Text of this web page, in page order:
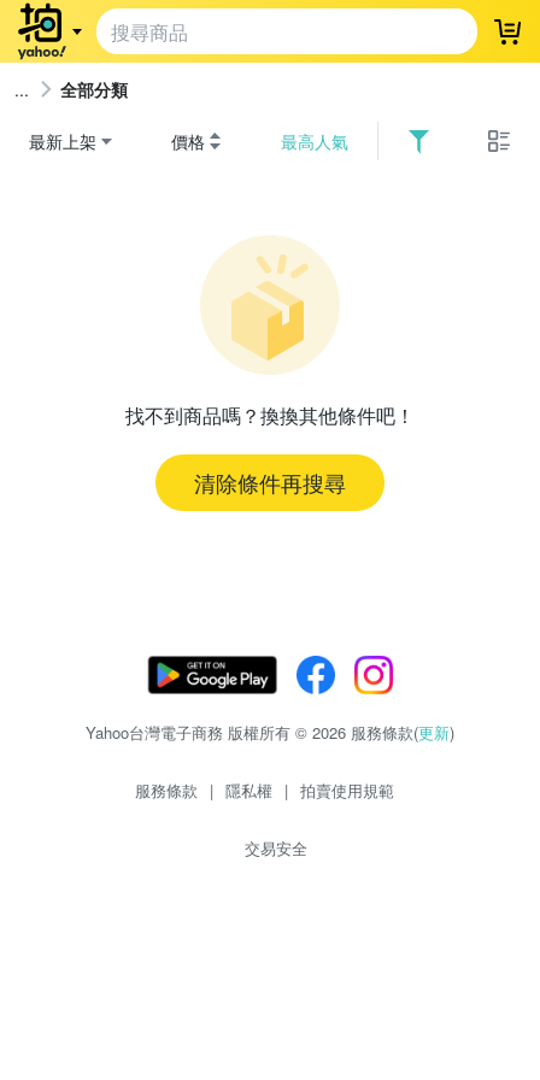
登
全部分類
最新上架 價格 最高人氣
找不到商品嗎？換換其他條件吧！
清除條件再搜尋
Yahoo台灣電子商務 版權所有 © 2026 服務條款(更新)
服務條款 | 隱私權 | 拍賣使用規範
交易安全